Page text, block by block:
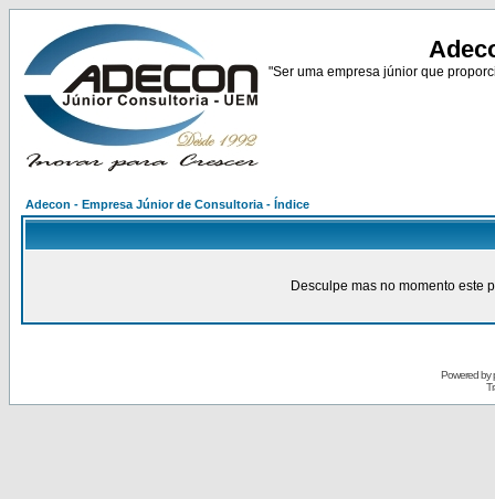
"Ser uma empresa júnior que
Adecon - Empresa Júnior de Consultoria - Índice
Desculpe mas no momento este
Powered by